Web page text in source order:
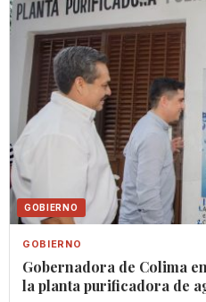
GOBIERNO
GOBIERNO
Gobernadora de Colima
la planta purificadora de